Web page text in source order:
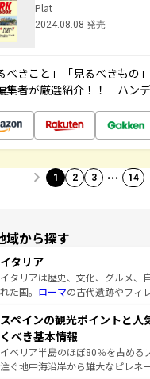
Plat
2024.08.08 発売
べきこと」「見るべきもの
集者が厳選紹介！！ ハンデ
1 2 3 … 14
域から探す
イタリア
イタリアは歴史、文化、グルメ、
れた国。 ローマの古代遺跡やフィ
ろん、トスカーナの美しい田園風
景など、自然景観も見逃せない。
ピザやパスタなど、絶品のイタリ
できる。朝目覚めてから夜眠るま
スペインの観光ポイントと人
くべき基本情報
イベリア半島のほぼ80％を占める
注ぐ地中海沿岸から雄大なピレネ